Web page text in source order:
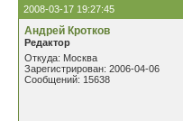
2008-03-17 19:27:45
Андрей Кротков
Редактор
Откуда: Москва
Зарегистрирован: 2006-04-06
Сообщений: 15638